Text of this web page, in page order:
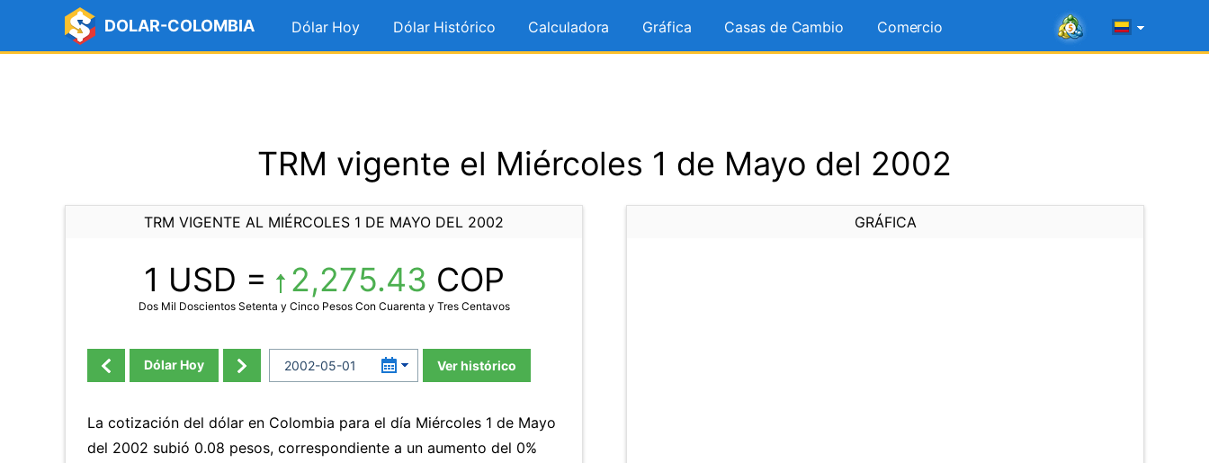
DOLAR-COLOMBIA Dólar Hoy Dólar Histórico Calculadora Gráfica Casas de Cambio Comercio
TRM vigente el Miércoles 1 de Mayo del 2002
TRM VIGENTE AL MIÉRCOLES 1 DE MAYO DEL 2002
1 USD = 2,275.43 COP
Dos Mil Doscientos Setenta y Cinco Pesos Con Cuarenta y Tres Centavos
Dólar Hoy Ver histórico
La cotización del dólar en Colombia para el día Miércoles 1 de Mayo
del 2002 subió 0.08 pesos, correspondiente a un aumento del 0%
GRÁFICA